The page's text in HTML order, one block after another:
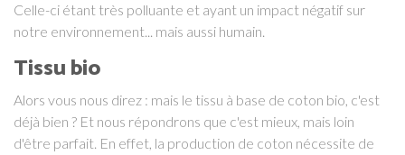
Celle-ci étant très polluante et ayant un impact négatif sur
notre environnement... mais aussi humain.
Tissu bio
Alors vous nous direz : mais le tissu à base de coton bio, c'est
déjà bien ? Et nous répondrons que c'est mieux, mais loin
d'être parfait. En effet, la production de coton nécessite de